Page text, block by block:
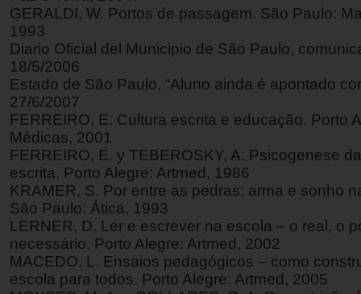
GERALDI, W. Portos de passagem. São Paulo:
1993
Diario Oficial del Municipio de São Paulo,
18/5/2006
Estado de São Paulo, “Aluno ainda é apontado
27/6/2007
FERREIRO, E. Cultura escrita e educação. Porto
Médicas, 2001
FERREIRO, E. y TEBEROSKY, A. Psicogenese
escrita. Porto Alegre: Artmed, 1986
KRAMER, S. Por entre as pedras: arma e sonho
São Paulo: Ática, 1993
LERNER, D. Ler e escrever na escola – o real, o
necessário. Porto Alegre: Artmed, 2002
MACEDO, L. Ensaios pedagógicos – como
escola para todos. Porto Alegre: Artmed, 2005